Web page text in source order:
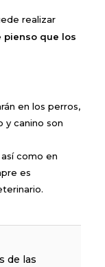
realizar
pienso que los
en los perros,
y canino son
como en
es
de las